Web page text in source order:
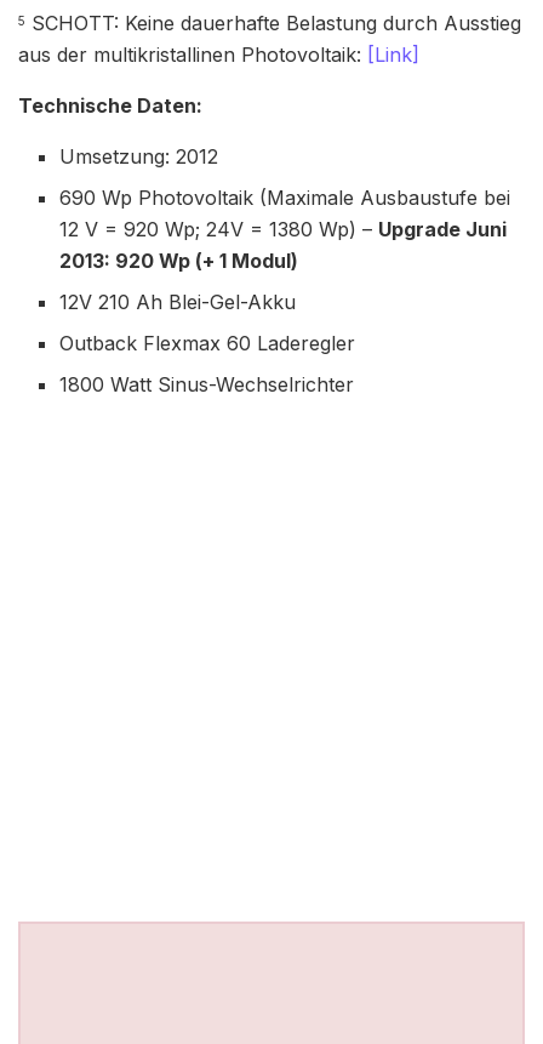
5 SCHOTT: Keine dauerhafte Belastung durch Ausstieg
aus der multikristallinen Photovoltaik: [Link]
Technische Daten:
Umsetzung: 2012
690 Wp Photovoltaik (Maximale Ausbaustufe bei
12 V = 920 Wp; 24V = 1380 Wp) – Upgrade Juni
2013: 920 Wp (+ 1 Modul)
12V 210 Ah Blei-Gel-Akku
Outback Flexmax 60 Laderegler
1800 Watt Sinus-Wechselrichter